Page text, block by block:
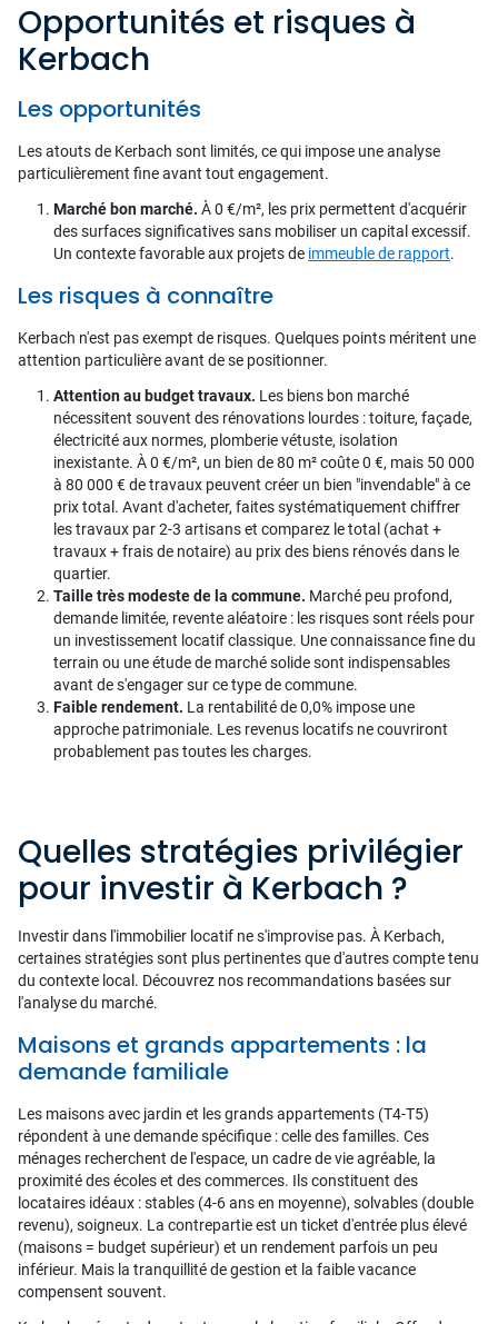
Opportunités et risques à
Kerbach
Les opportunités
Les atouts de Kerbach sont limités, ce qui impose une analyse
particulièrement fine avant tout engagement.
Marché bon marché. À 0 €/m², les prix permettent d'acquérir
des surfaces significatives sans mobiliser un capital excessif.
Un contexte favorable aux projets de immeuble de rapport.
Les risques à connaître
Kerbach n'est pas exempt de risques. Quelques points méritent une
attention particulière avant de se positionner.
Attention au budget travaux. Les biens bon marché
nécessitent souvent des rénovations lourdes : toiture, façade,
électricité aux normes, plomberie vétuste, isolation
inexistante. À 0 €/m², un bien de 80 m² coûte 0 €, mais 50 000
à 80 000 € de travaux peuvent créer un bien "invendable" à ce
prix total. Avant d'acheter, faites systématiquement chiffrer
les travaux par 2-3 artisans et comparez le total (achat +
travaux + frais de notaire) au prix des biens rénovés dans le
quartier.
Taille très modeste de la commune. Marché peu profond,
demande limitée, revente aléatoire : les risques sont réels pour
un investissement locatif classique. Une connaissance fine du
terrain ou une étude de marché solide sont indispensables
avant de s'engager sur ce type de commune.
Faible rendement. La rentabilité de 0,0% impose une
approche patrimoniale. Les revenus locatifs ne couvriront
probablement pas toutes les charges.
Quelles stratégies privilégier
pour investir à Kerbach ?
Investir dans l'immobilier locatif ne s'improvise pas. À Kerbach,
certaines stratégies sont plus pertinentes que d'autres compte tenu
du contexte local. Découvrez nos recommandations basées sur
l'analyse du marché.
Maisons et grands appartements : la
demande familiale
Les maisons avec jardin et les grands appartements (T4-T5)
répondent à une demande spécifique : celle des familles. Ces
ménages recherchent de l'espace, un cadre de vie agréable, la
proximité des écoles et des commerces. Ils constituent des
locataires idéaux : stables (4-6 ans en moyenne), solvables (double
revenu), soigneux. La contrepartie est un ticket d'entrée plus élevé
(maisons = budget supérieur) et un rendement parfois un peu
inférieur. Mais la tranquillité de gestion et la faible vacance
compensent souvent.